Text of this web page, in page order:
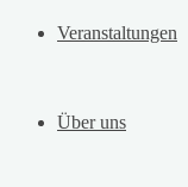
Veranstaltungen
Über uns